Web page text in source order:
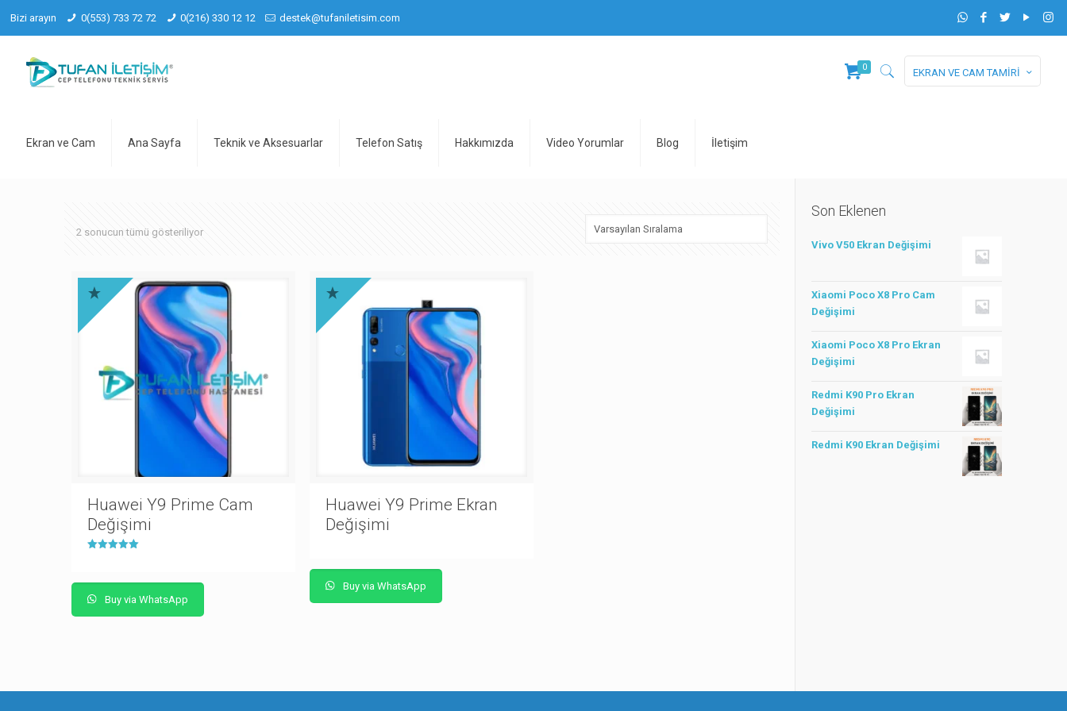
Bizi arayın 0(553) 733 72 72 0(216) 330 12 12 destek@tufaniletisim.com
Ekran ve Cam Ana Sayfa Teknik ve Aksesuarlar Telefon Satış Hakkımızda Video Yorumlar Blog İletişim
0 EKRAN VE CAM TAMİRİ
2 sonucun tümü gösteriliyor
Huawei Y9 Prime Cam
Değişimi
Buy via WhatsApp
Huawei Y9 Prime Ekran
Değişimi
Buy via WhatsApp
Son Eklenen
Vivo V50 Ekran Değişimi
Xiaomi Poco X8 Pro Cam
Değişimi
Xiaomi Poco X8 Pro Ekran
Değişimi
Redmi K90 Pro Ekran
Değişimi
Redmi K90 Ekran Değişimi